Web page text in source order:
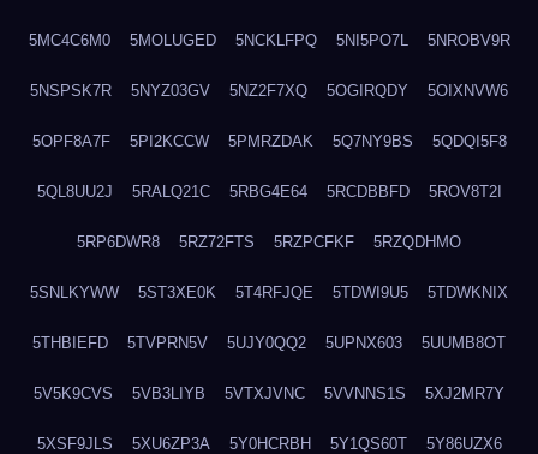
5MC4C6M0 5MOLUGED 5NCKLFPQ 5NI5PO7L 5NROBV9R
5NSPSK7R 5NYZ03GV 5NZ2F7XQ 5OGIRQDY 5OIXNVW6
5OPF8A7F 5PI2KCCW 5PMRZDAK 5Q7NY9BS 5QDQI5F8
5QL8UU2J 5RALQ21C 5RBG4E64 5RCDBBFD 5ROV8T2I
5RP6DWR8 5RZ72FTS 5RZPCFKF 5RZQDHMO
5SNLKYWW 5ST3XE0K 5T4RFJQE 5TDWI9U5 5TDWKNIX
5THBIEFD 5TVPRN5V 5UJY0QQ2 5UPNX603 5UUMB8OT
5V5K9CVS 5VB3LIYB 5VTXJVNC 5VVNNS1S 5XJ2MR7Y
5XSF9JLS 5XU6ZP3A 5Y0HCRBH 5Y1QS60T 5Y86UZX6